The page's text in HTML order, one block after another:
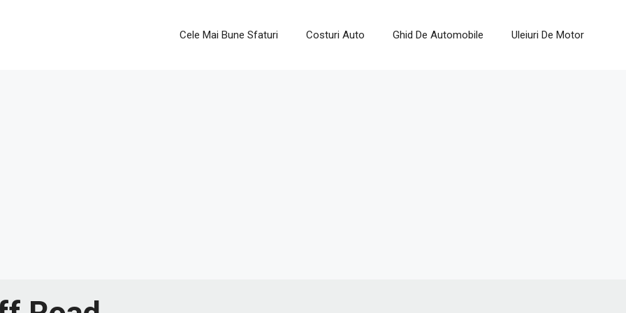
Cele Mai Bune Sfaturi Costuri Auto Ghid De Automobile Uleiuri De Motor